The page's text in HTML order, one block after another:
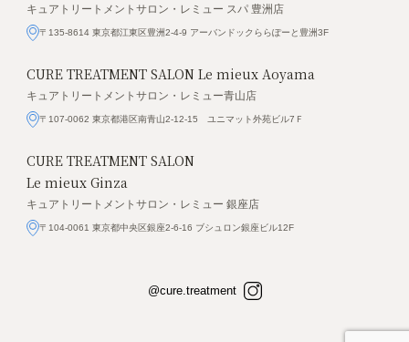
@cure.treatment
キュアトリートメントサロン・レミュー スパ 豊洲店
〒135-8614 東京都江東区豊洲2-4-9 アーバンドックららぽーと豊洲3F
CURE TREATMENT SALONLe mieux Aoyama
キュアトリートメントサロン・レミュー青山店
〒107-0062 東京都港区南青山2-12-15 ユニマット外苑ビル7Ｆ
CURE TREATMENT SALON
Le mieux Ginza
キュアトリートメントサロン・レミュー 銀座店
〒104-0061 東京都中央区銀座2-6-16 ブシュロン銀座ビル12F